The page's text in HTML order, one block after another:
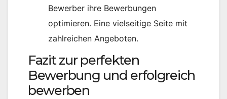
Bewerber ihre Bewerbungen
optimieren. Eine vielseitige Seite mit
zahlreichen Angeboten.
Fazit zur perfekten
Bewerbung und erfolgreich
bewerben